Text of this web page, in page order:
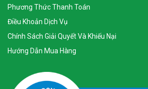
Phương Thức Thanh Toán
Điều Khoản Dịch Vụ
Chính Sách Giải Quyết Và Khiếu Nại
Hướng Dẫn Mua Hàng